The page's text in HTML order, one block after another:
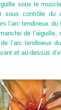
sous le
sous contrôle du
l’arc tendineux
de
l’arc tendineux
et au-dessus